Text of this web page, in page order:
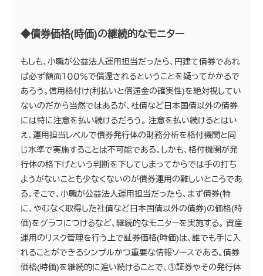
◆債券価格(時価)の継続的なモニター
もしも、小職が公益法人運用担当だったら、円建て債券であれ
ば必ず額面１００％で償還されるということを疑ってかかるで
あろう。信用格付け(利払いと償還金の確実性)を絶対視してい
ないのだから当然ではあるが、社債など日本国債以外の債券
には特に注意を払い続けるだろう。 注意を払い続けるとはい
え、運用担当レベルで債券発行体の財務分析を格付機関と同
じ水準で実施することは不可能である。しかも、格付機関が発
行体の格下げという判断を下してしまってからでは手の打ち
ようがないことも少なくないのが債券運用の難しいところであ
る。そこで、小職が公益法人運用担当だったら、まず債券(特
に、やむなく取得した社債など日本国債以外の債券)の価格(時
価)をグラフにつけるなど、継続的なモニターを実施する。 資産
運用のリスク管理を行う上で証券価格(時価)は、誰でも手に入
れることができるシンプルかつ重要な情報ソースである。債券
価格(時価)を継続的に追い続けることで、①証券やその発行体